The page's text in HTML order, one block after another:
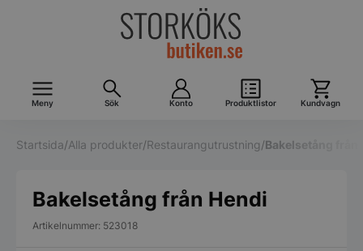
Meny Sök Konto Produktlistor Kundvagn
Startsida/Alla produkter/Restaurangutrustning/Bakelsetång från
Bakelsetång från Hendi
Artikelnummer: 523018